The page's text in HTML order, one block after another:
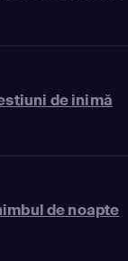
de inimă
de noapte